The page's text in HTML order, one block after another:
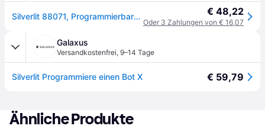
Silverlit 88071, Programmierbarer Roboter, 5 Jahr(e), Weiß, 900 g € 48,22
Oder 3 Zahlungen von € 16,07
Galaxus
Versandkostenfrei, 9–14 Tage
Silverlit Programmiere einen Bot X € 59,79
Ähnliche Produkte